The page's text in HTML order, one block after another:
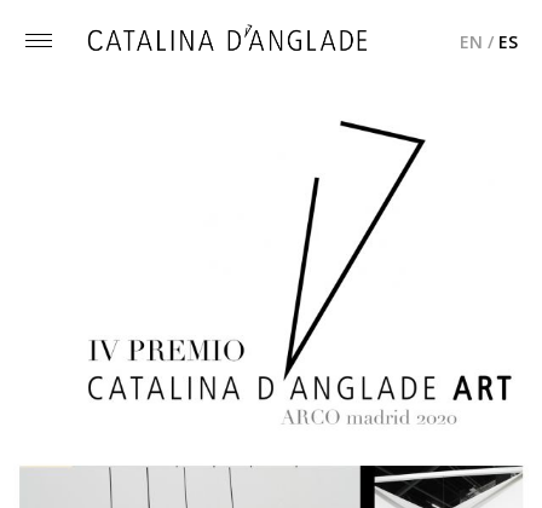
Toggle
ES
/
EN